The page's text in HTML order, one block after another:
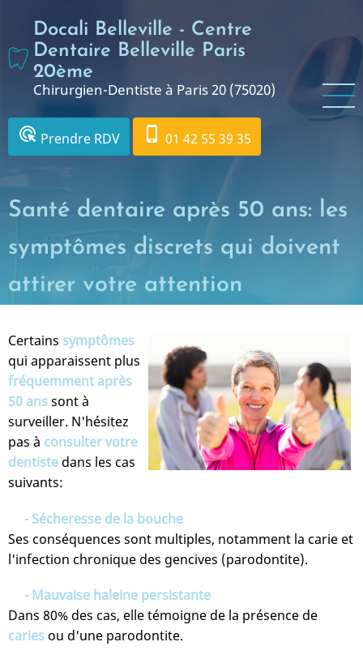
contenu
principal
Docali Belleville - Centre
Dentaire Belleville Paris
20ème
Chirurgien-Dentiste à Paris 20 (75020)
ads_click Prendre RDV phone_iphone 01 42 55 39 35
Santé dentaire après 50 ans: les
symptômes discrets qui doivent
attirer votre attention
Certains symptômes
qui apparaissent plus
fréquemment après
50 anssont à
surveiller. N'hésitez
pas à consulter votre
dentiste dans les cas
suivants:
- Sécheresse de la bouche
Ses conséquences sont multiples, notamment la carie et
l'infection chronique des gencives (parodontite).
- Mauvaise haleine persistante
Dans 80% des cas, elle témoigne de la présence de
caries ou d'une parodontite.